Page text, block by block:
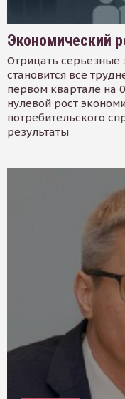
Экономический
Отрицать
становится все
первом квартале на
нулевой рост
потребительского
результаты